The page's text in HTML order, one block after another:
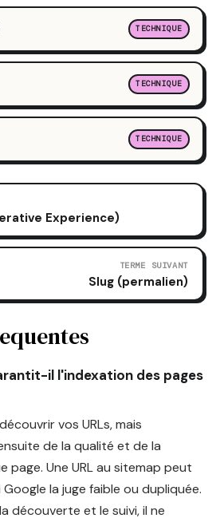
TECHNIQUE
TECHNIQUE
TECHNIQUE
Experience)
TERME SUIVANT
Slug (permalien)
il l'indexation des pages
vos URLs, mais
de la qualité et de la
page. Une URL au sitemap peut
la juge faible ou dupliquée.
découverte et le suivi, il ne